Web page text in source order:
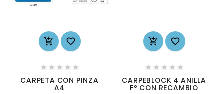
 
    
CARPETA CON PINZA
A4
 
    
CARPEBLOCK 4 ANILLA
Fº CON RECAMBIO